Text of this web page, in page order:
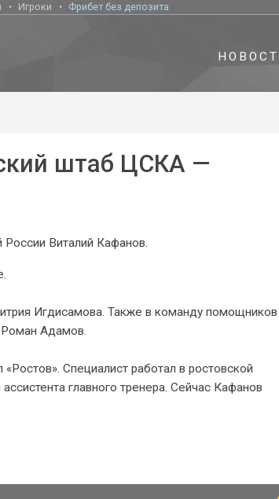
Игроки Фрибет без депозита
штаб ЦСКА —
Виталий Кафанов.
Игдисамова. Также в команду помощников
Роман Адамов.
Специалист работал в ростовской
главного тренера. Сейчас Кафанов